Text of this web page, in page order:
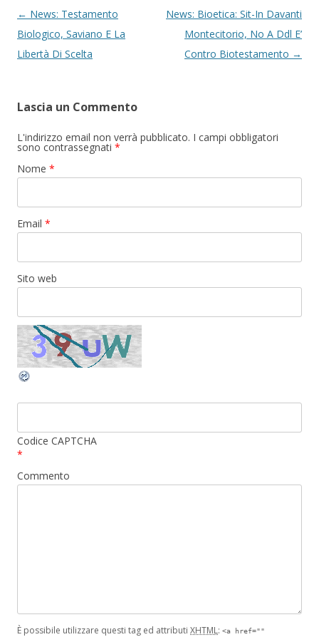
Navigazione articolo
← News: Testamento
Biologico, Saviano E La
Libertà Di Scelta
News: Bioetica: Sit-In Davanti
Montecitorio, No A Ddl E’
Contro Biotestamento →
Lascia un Commento
L'indirizzo email non verrà pubblicato. I campi obbligatori
sono contrassegnati *
Nome *
Email *
Sito web
Codice CAPTCHA
*
Commento
È possibile utilizzare questi tag ed attributi XHTML: <a href=""